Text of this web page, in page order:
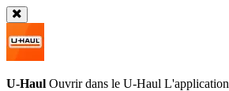
U-Haul Ouvrir dans le U-Haul L'application